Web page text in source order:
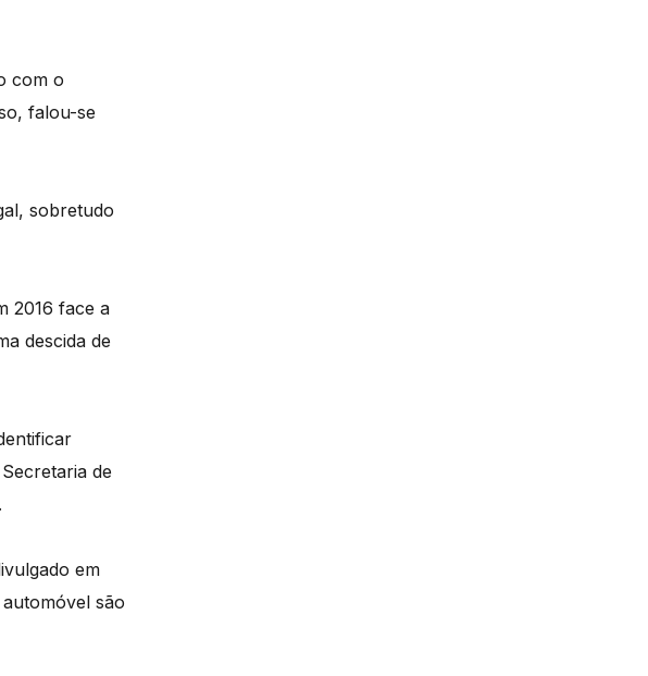
com o
falou-se
sobretudo
2016 face a
descida de
de
em
são